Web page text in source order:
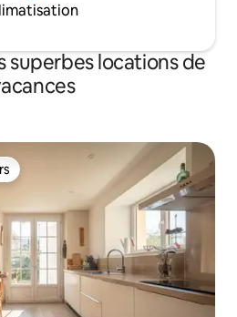
superbes locations de